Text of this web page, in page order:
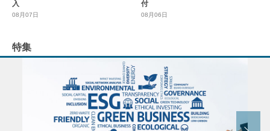
入
08月07日
付
08月06日
特集